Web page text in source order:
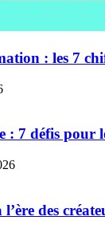
: les 7
: 7 défis pour
des